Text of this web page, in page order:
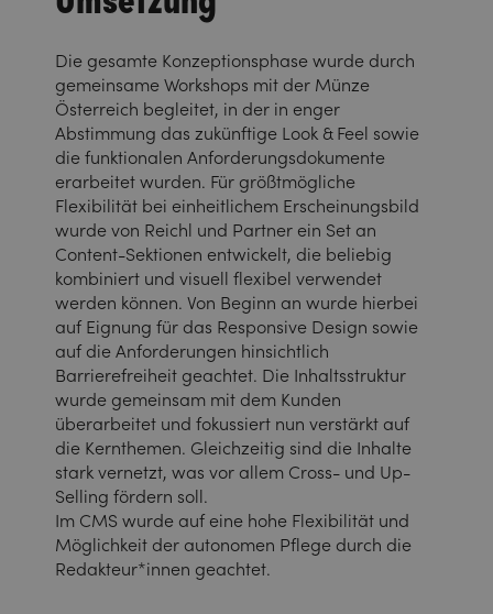
Die gesamte Konzeptionsphase wurde durch
gemeinsame Workshops mit der Münze
Österreich begleitet, in der in enger
Abstimmung das zukünftige Look & Feel sowie
die funktionalen Anforderungsdokumente
erarbeitet wurden. Für größtmögliche
Flexibilität bei einheitlichem Erscheinungsbild
wurde von Reichl und Partner ein Set an
Content-Sektionen entwickelt, die beliebig
kombiniert und visuell flexibel verwendet
werden können. Von Beginn an wurde hierbei
auf Eignung für das Responsive Design sowie
auf die Anforderungen hinsichtlich
Barrierefreiheit geachtet. Die Inhaltsstruktur
wurde gemeinsam mit dem Kunden
überarbeitet und fokussiert nun verstärkt auf
die Kernthemen. Gleichzeitig sind die Inhalte
stark vernetzt, was vor allem Cross- und Up-
Selling fördern soll.
Im CMS wurde auf eine hohe Flexibilität und
Möglichkeit der autonomen Pflege durch die
Redakteur*innen geachtet.